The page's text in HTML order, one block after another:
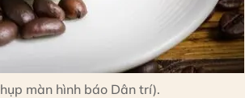
màn hình báo Dân trí).